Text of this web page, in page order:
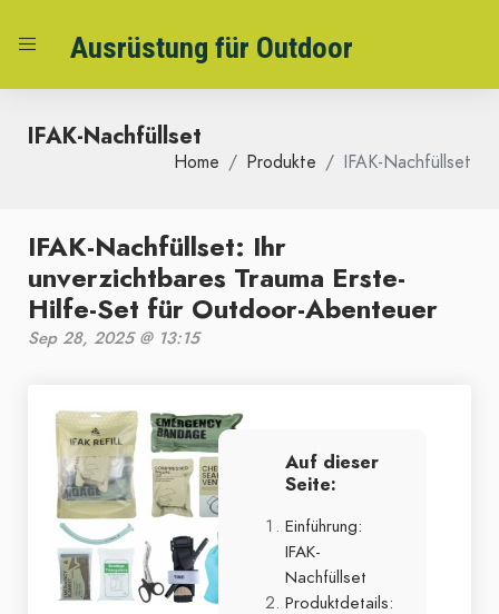
Ausrüstung für Outdoor
IFAK-Nachfüllset
Home Produkte IFAK-Nachfüllset
IFAK-Nachfüllset: Ihr
unverzichtbares Trauma Erste-
Hilfe-Set für Outdoor-Abenteuer
Sep 28, 2025 @ 13:15
Auf dieser
Seite:
Einführung:
IFAK-
Nachfüllset
Produktdetails: